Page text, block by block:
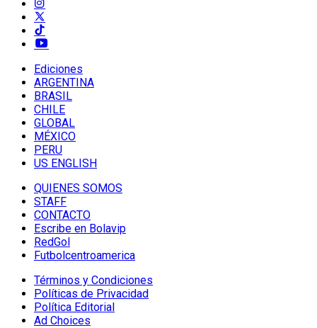
Ediciones
ARGENTINA
BRASIL
CHILE
GLOBAL
MÉXICO
PERU
US ENGLISH
QUIENES SOMOS
STAFF
CONTACTO
Escribe en Bolavip
RedGol
Futbolcentroamerica
Términos y Condiciones
Políticas de Privacidad
Política Editorial
Ad Choices